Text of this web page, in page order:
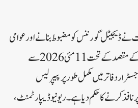
ڈیجیٹل گورننس کو مضبوط بنانے اور عوامی
خدمات کی فراہمی کو بہتر بنانے کے مقصد کے تحت 11 مئی 2026 سے
دفاتر میں مکمل طور پر پیپر لیس
کرنے کا حکم دیا ہے۔ ریونیو ڈیپارٹمنٹ،